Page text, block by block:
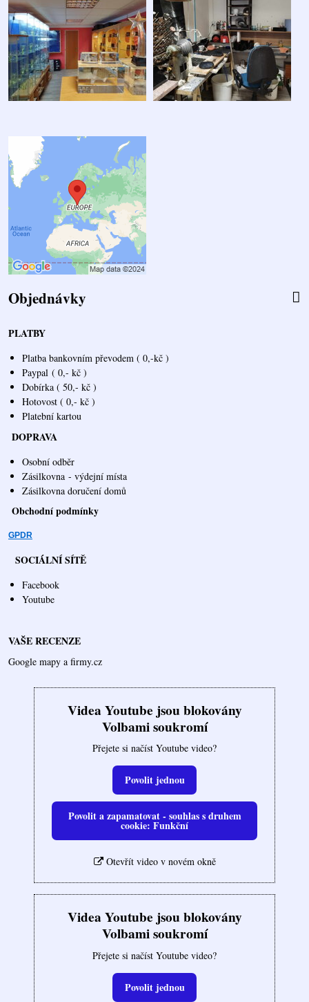
Objednávky
PLATBY
Platba bankovním převodem ( 0,-kč )
Paypal ( 0,- kč )
Dobírka ( 50,- kč )
Hotovost ( 0,- kč )
Platební kartou
DOPRAVA
Osobní odběr
Zásilkovna - výdejní místa
Zásilkovna doručení domů
Obchodní podmínky
GPDR
SOCIÁLNÍ SÍTĚ
Facebook
Youtube
VAŠE RECENZE
Google mapy a firmy.cz
Videa Youtube jsou blokovány
Volbami soukromí
Přejete si načíst Youtube video?
Povolit jednou
Povolit a zapamatovat - souhlas s druhem
cookie: Funkční
Otevřít video v novém okně
Videa Youtube jsou blokovány
Volbami soukromí
Přejete si načíst Youtube video?
Povolit jednou